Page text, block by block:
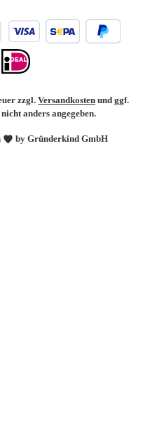
by Gründerkind GmbH
zzgl.Versandkosten und ggf.
anders angegeben.